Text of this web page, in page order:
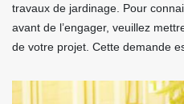
travaux de jardinage. Pour
avant de l’engager, veuillez
de votre projet. Cette demande